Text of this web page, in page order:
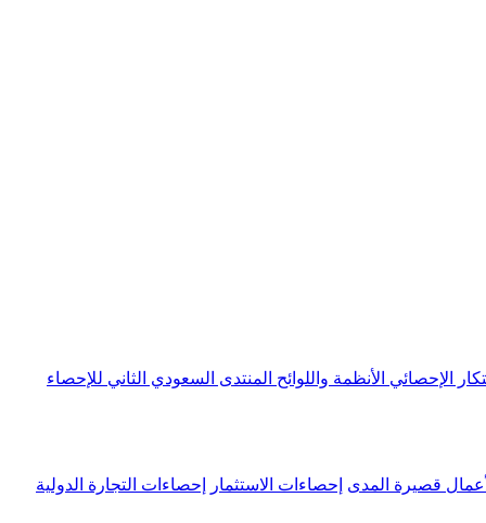
الإحصائي الأنظمة واللوائح المنتدى السعودي الثاني للإحصاء
قصيرة المدى إحصاءات الاستثمار إحصاءات التجارة الدولية